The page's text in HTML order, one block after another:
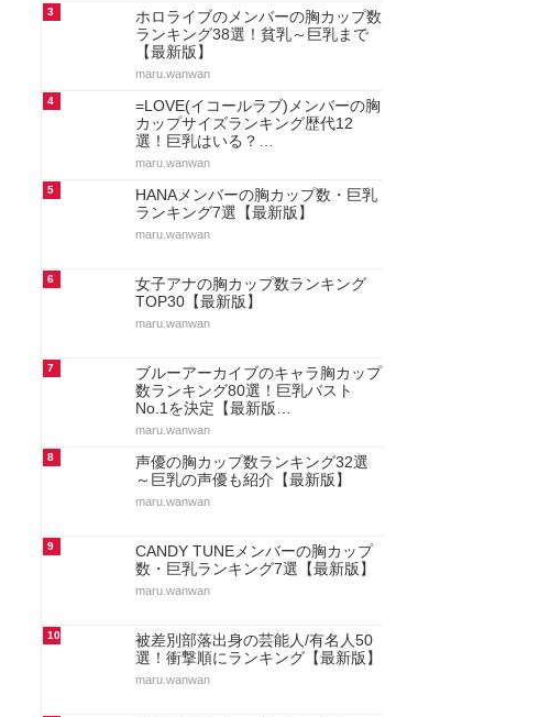
3
ホロライブのメンバーの胸カップ数
ランキング38選！貧乳～巨乳まで
【最新版】
maru.wanwan
4
=LOVE(イコールラブ)メンバーの胸
カップサイズランキング歴代12
選！巨乳はいる？…
maru.wanwan
5
HANAメンバーの胸カップ数・巨乳
ランキング7選【最新版】
maru.wanwan
6
女子アナの胸カップ数ランキング
TOP30【最新版】
maru.wanwan
7
ブルーアーカイブのキャラ胸カップ
数ランキング80選！巨乳バスト
No.1を決定【最新版…
maru.wanwan
8
声優の胸カップ数ランキング32選
～巨乳の声優も紹介【最新版】
maru.wanwan
9
CANDY TUNEメンバーの胸カップ
数・巨乳ランキング7選【最新版】
maru.wanwan
10
被差別部落出身の芸能人/有名人50
選！衝撃順にランキング【最新版】
maru.wanwan